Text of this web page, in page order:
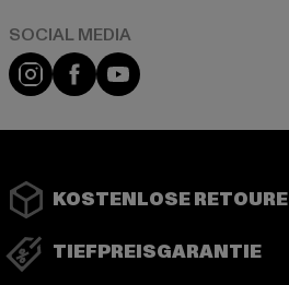
Instagram
FacebookYouTube
KOSTENLOSE RETOURE
TIEFPREISGARANTIE